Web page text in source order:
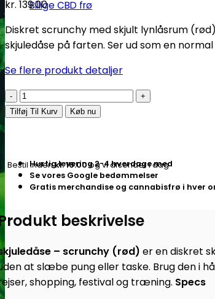
Billige CBD frø
kr. 139.00
Diskret scrunchy med skjult lynlåsrum
skjuledåse på farten. Ser ud som en
Se flere produkt detaljer
OZO
|
Rød
-
antal
Tilføj Til Kurv Køb nu
Bestil indenkl. 16.00og vi afsender i dag
Hurtig levering 2-4 hverdage med
Se vores Google bedømmelser
Gratis merchandise og cannabisfrø i hver
beskrivelse
– scrunchy (rød) er en diskret
at slæbe pung eller taske. Brug den i
shopping, festival og træning. Specs